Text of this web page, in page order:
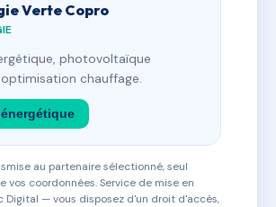
Verte Copro
photovoltaïque
chauffage.
énergétique
au partenaire sélectionné, seul
vos coordonnées. Service de mise en
Digital — vous disposez d'un droit d'accès,